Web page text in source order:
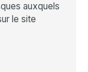
auxquels
le site